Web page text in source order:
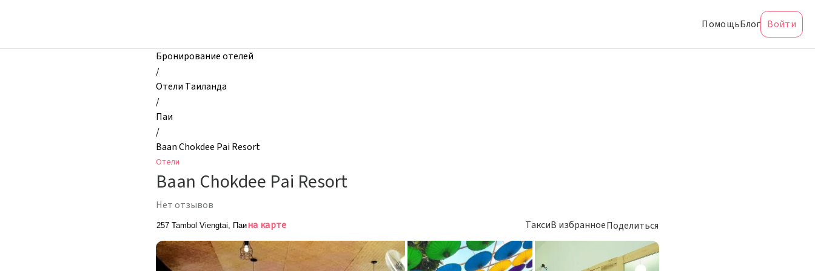
Baan
ПомощьБлог Войти
Бронирование отелей
/
Отели Таиланда
/
Паи
/
Baan Chokdee Pai Resort
Отели
Baan Chokdee Pai Resort
Нет отзывов
257 Tambol Viengtai, Паина карте ТаксиВ избранноеПоделиться